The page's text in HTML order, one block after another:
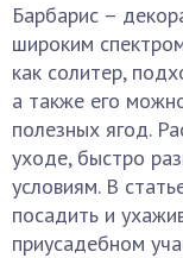
Барбарис –
широким
как солитер,
а также его
полезных ягод.
уходе, быстро
условиям. В
посадить и
приусадебном